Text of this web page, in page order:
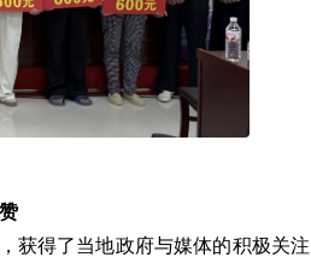
得了当地政府与媒体的积极关注